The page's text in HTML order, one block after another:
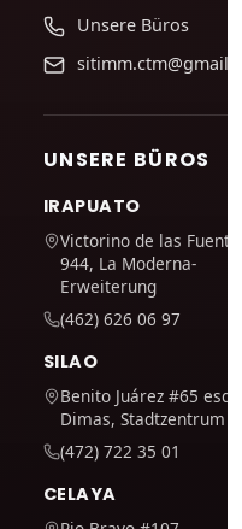
Unsere Büros
UNSERE BÜROS
IRAPUATO
Victorino de las Fuentes
944, La Moderna-
Erweiterung
(462) 626 06 97
SILAO
Benito Juárez #65 esq.
Dimas, Stadtzentrum
(472) 722 35 01
CELAYA